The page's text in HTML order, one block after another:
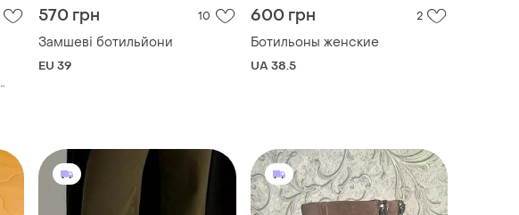
570 грн 10
Замшеві ботильйони
EU 39
600 грн 2
Ботильоны женские
UA 38.5